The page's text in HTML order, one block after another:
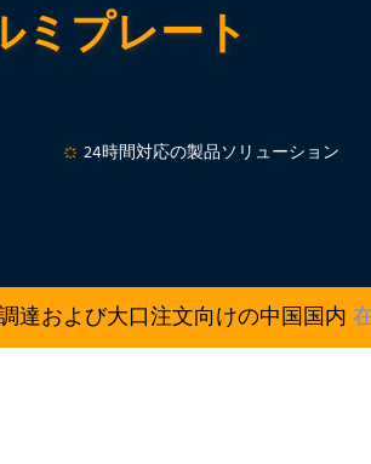
ミプレート
24時間対応の製品ソリューション
達および大口注文向けの中国国内